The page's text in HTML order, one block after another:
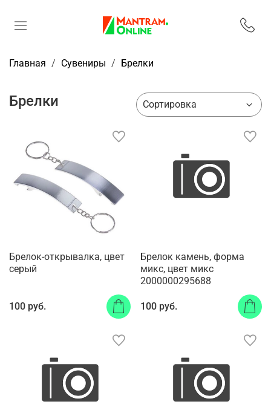
Главная Сувениры Брелки
Брелки
Брелок-открывалка, цвет
серый
100 руб.
Брелок камень, форма
микс, цвет микс
2000000295688
100 руб.